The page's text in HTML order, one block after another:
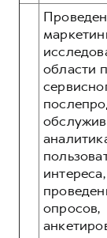
области
интереса,
опросов,